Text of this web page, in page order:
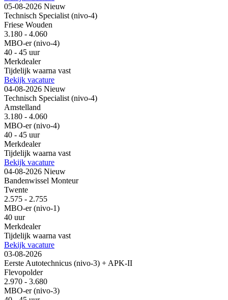
05-08-2026 Nieuw
Technisch Specialist (nivo-4)
Friese Wouden
3.180 - 4.060
MBO-er (nivo-4)
40 - 45 uur
Merkdealer
Tijdelijk waarna vast
Bekijk vacature
04-08-2026 Nieuw
Technisch Specialist (nivo-4)
Amstelland
3.180 - 4.060
MBO-er (nivo-4)
40 - 45 uur
Merkdealer
Tijdelijk waarna vast
Bekijk vacature
04-08-2026 Nieuw
Bandenwissel Monteur
Twente
2.575 - 2.755
MBO-er (nivo-1)
40 uur
Merkdealer
Tijdelijk waarna vast
Bekijk vacature
03-08-2026
Eerste Autotechnicus (nivo-3) + APK-II
Flevopolder
2.970 - 3.680
MBO-er (nivo-3)